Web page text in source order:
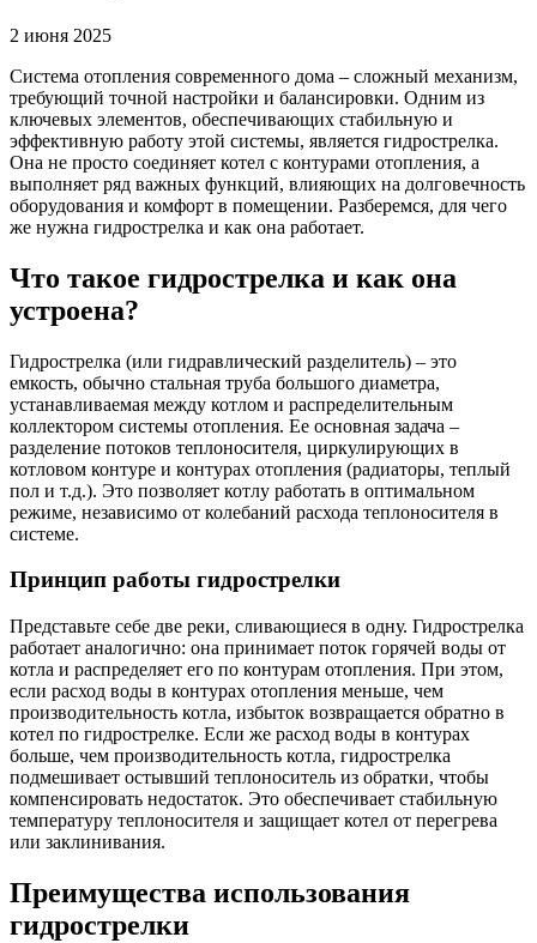
2 июня 2025
Система отопления современного дома – сложный механизм,
требующий точной настройки и балансировки. Одним из
ключевых элементов, обеспечивающих стабильную и
эффективную работу этой системы, является гидрострелка.
Она не просто соединяет котел с контурами отопления, а
выполняет ряд важных функций, влияющих на долговечность
оборудования и комфорт в помещении. Разберемся, для чего
же нужна гидрострелка и как она работает.
Что такое гидрострелка и как она
устроена?
Гидрострелка (или гидравлический разделитель) – это
емкость, обычно стальная труба большого диаметра,
устанавливаемая между котлом и распределительным
коллектором системы отопления. Ее основная задача –
разделение потоков теплоносителя, циркулирующих в
котловом контуре и контурах отопления (радиаторы, теплый
пол и т.д.). Это позволяет котлу работать в оптимальном
режиме, независимо от колебаний расхода теплоносителя в
системе.
Принцип работы гидрострелки
Представьте себе две реки, сливающиеся в одну. Гидрострелка
работает аналогично: она принимает поток горячей воды от
котла и распределяет его по контурам отопления. При этом,
если расход воды в контурах отопления меньше, чем
производительность котла, избыток возвращается обратно в
котел по гидрострелке. Если же расход воды в контурах
больше, чем производительность котла, гидрострелка
подмешивает остывший теплоноситель из обратки, чтобы
компенсировать недостаток. Это обеспечивает стабильную
температуру теплоносителя и защищает котел от перегрева
или заклинивания.
Преимущества использования
гидрострелки